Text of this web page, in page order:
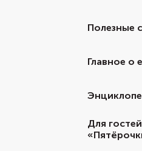
Полезные
Главное о
Для гостей